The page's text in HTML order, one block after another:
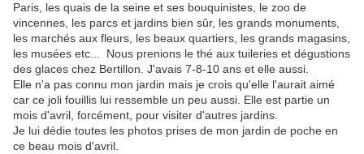
Paris, les quais de la seine et ses bouquinistes, le zoo de
vincennes, les parcs et jardins bien sûr, les grands monuments,
les marchés aux fleurs, les beaux quartiers, les grands magasins,
les musées etc... Nous prenions le thé aux tuileries et dégustions
des glaces chez Bertillon. J'avais 7-8-10 ans et elle aussi.
Elle n'a pas connu mon jardin mais je crois qu'elle l'aurait aimé
car ce joli fouillis lui ressemble un peu aussi. Elle est partie un
mois d'avril, forcément, pour visiter d'autres jardins.
Je lui dédie toutes les photos prises de mon jardin de poche en
ce beau mois d'avril.